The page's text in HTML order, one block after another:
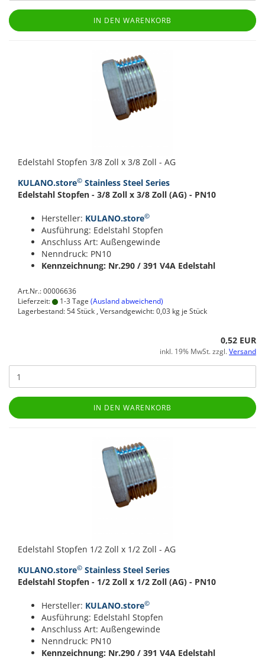
IN DEN WARENKORB
Edelstahl Stopfen 3/8 Zoll x 3/8 Zoll - AG
KULANO.store© Stainless Steel Series
Edelstahl Stopfen - 3/8 Zoll x 3/8 Zoll (AG) - PN10
Hersteller: KULANO.store©
Ausführung: Edelstahl Stopfen
Anschluss Art: Außengewinde
Nenndruck: PN10
Kennzeichnung: Nr.290 / 391 V4A Edelstahl
Art.Nr.: 00006636
Lieferzeit:
1-3 Tage (Ausland abweichend)
Lagerbestand: 54 Stück , Versandgewicht:0,03 kg je Stück
0,52 EUR
inkl. 19% MwSt. zzgl.Versand
IN DEN WARENKORB
Edelstahl Stopfen 1/2 Zoll x 1/2 Zoll - AG
KULANO.store© Stainless Steel Series
Edelstahl Stopfen - 1/2 Zoll x 1/2 Zoll (AG) - PN10
Hersteller: KULANO.store©
Ausführung: Edelstahl Stopfen
Anschluss Art: Außengewinde
Nenndruck: PN10
Kennzeichnung: Nr.290 / 391 V4A Edelstahl